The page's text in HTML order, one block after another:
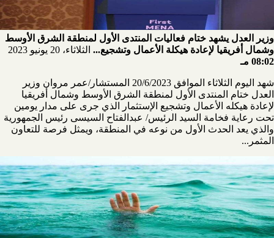
وزير العدل يشهد ختام فعاليات المنتدى الأول لمنطقة الشرق الأوسط
وشمال أفريقيا لإعادة هيكلة الأعمال وتشجيع... الثلاثاء، 20 يونيو 2023
08:02 مـ
شهد اليوم الثلاثاء الموافق 20/6/2023 المستشار/عمر مروان وزير
العدل ختام المنتدى الأول لمنطقة الشرق الأوسط وشمال أفريقيا
لإعادة هيكله الأعمال وتشجيع الإستثمار الذي جرى على مدار يومين
تحت رعاية فخامة السيد الرئيس/ عبدالفتاح السيسى رئيس الجمهورية
والذي يعد الحدث الأول من نوعه في المنطقة، ويمثل فرصة للتعاون
المثمر...